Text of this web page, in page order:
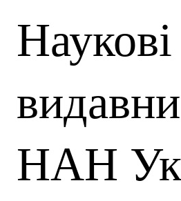
Наукові
НАН